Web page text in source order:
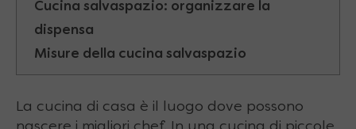
Cucina salvaspazio: organizzare la
dispensa
Misure della cucina salvaspazio
La cucina di casa è il luogo dove possono